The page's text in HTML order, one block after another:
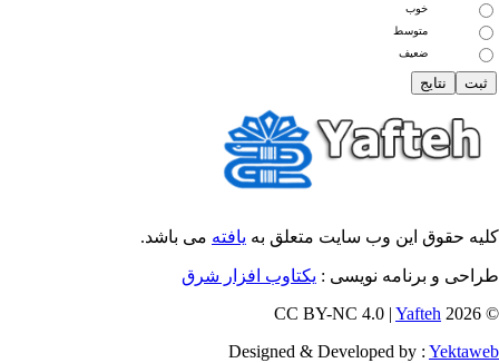
خوب
متوسط
ضعیف
حقوق این وب سایت متعلق بهیافتهمی باشد.
و برنامه نویسی : یکتاوب افزار شرق
©
Yafteh
Designed & Developed by :